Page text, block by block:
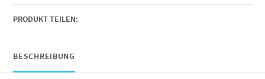
Maserung
,
bedruckt
Menge
PRODUKT TEILEN:
BESCHREIBUNG